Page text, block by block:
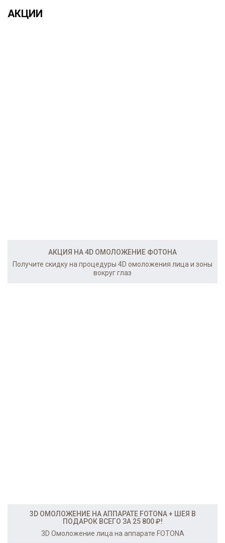
АКЦИИ
АКЦИЯ НА 4D ОМОЛОЖЕНИЕ ФОТОНА
Получите скидку на процедуры 4D омоложения лица и зоны
вокруг глаз
3D ОМОЛОЖЕНИЕ НА АППАРАТЕ FOTONA + ШЕЯ В
ПОДАРОК ВСЕГО ЗА 25 800 ₽!
3D Омоложение лица на аппарате FOTONA